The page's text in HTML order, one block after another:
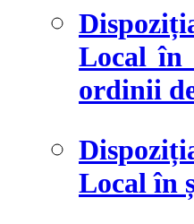
Local în
ordinii
Local în